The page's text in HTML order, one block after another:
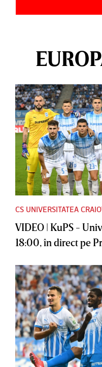
CS UNIVERSITATEA
VIDEO | KuPS -
18:00, în direct pe